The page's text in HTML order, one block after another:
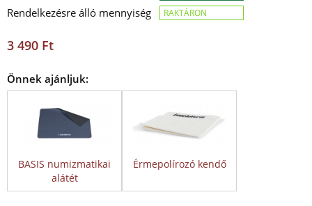
Rendelkezésre álló mennyiség
RAKTÁRON
3 490 Ft
Önnek ajánljuk:
BASIS numizmatikai
alátét
Érmepolírozó kendő